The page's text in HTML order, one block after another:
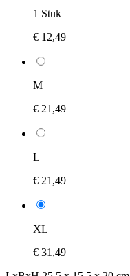
1 Stuk
€ 12,49
M
€ 21,49
L
€ 21,49
XL
€ 31,49